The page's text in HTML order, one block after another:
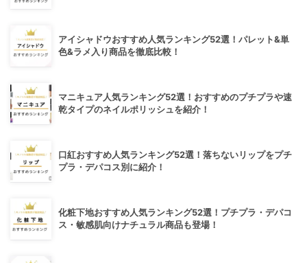
アイシャドウおすすめ人気ランキング52選！パレット&単
色&ラメ入り商品を徹底比較！
マニキュア人気ランキング52選！おすすめのプチプラや速
乾タイプのネイルポリッシュを紹介！
口紅おすすめ人気ランキング52選！落ちないリップをプチ
プラ・デパコス別に紹介！
化粧下地おすすめ人気ランキング52選！プチプラ・デパコ
ス・敏感肌向けナチュラル商品も登場！